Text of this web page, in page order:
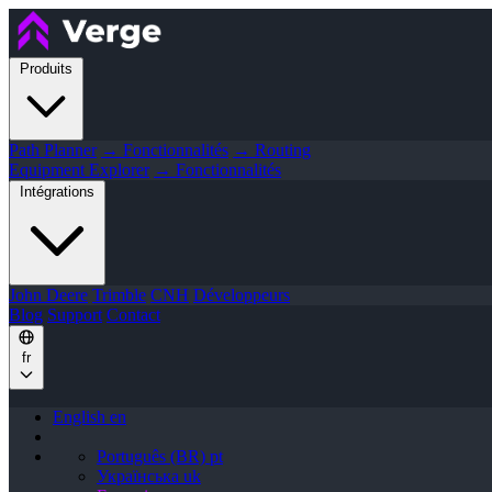
Produits
Path Planner → Fonctionnalités → Routing
Equipment Explorer → Fonctionnalités
Intégrations
John Deere Trimble CNH Développeurs
Blog Support Contact
fr
English en
Português (BR) pt
Українська uk